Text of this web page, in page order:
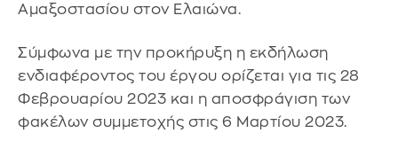
Αμαξοστασίου στον Ελαιώνα.
Σύμφωνα με την προκήρυξη η εκδήλωση
ενδιαφέροντος του έργου ορίζεται για τις 28
Φεβρουαρίου 2023 και η αποσφράγιση των
φακέλων συμμετοχής στις 6 Μαρτίου 2023.